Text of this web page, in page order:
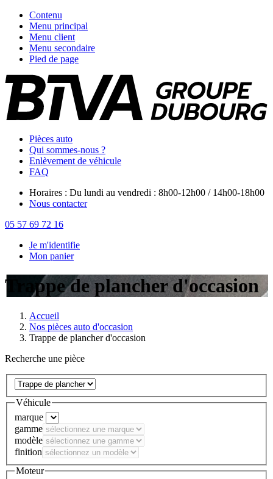
Contenu
Menu principal
Menu client
Menu secondaire
Pied de page
Pièces auto
Qui sommes-nous ?
Enlèvement de véhicule
FAQ
Horaires : Du lundi au vendredi : 8h00-12h00 / 14h00-18h00
Nous contacter
05 57 69 72 16
Je m'identifie
Mon panier
Trappe de plancher d'occasion
Accueil
Nos pièces auto d'occasion
Trappe de plancher d'occasion
Recherche une pièce
Véhicule
marque
gamme
modèle
finition
Moteur